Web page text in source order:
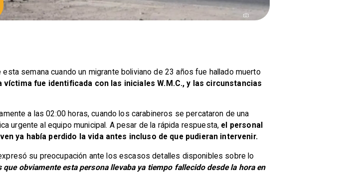
semana cuando un migrante boliviano de 23 años fue hallado muerto
víctima fue identificada con las iniciales W.M.C., y las circunstancias
a las 02:00 horas, cuando los carabineros se percataron de una
urgente al equipo municipal. A pesar de la rápida respuesta, el personal
ya había perdido la vida antes incluso de que pudieran intervenir.
su preocupación ante los escasos detalles disponibles sobre lo
obviamente esta persona llevaba ya tiempo fallecido desde la hora en